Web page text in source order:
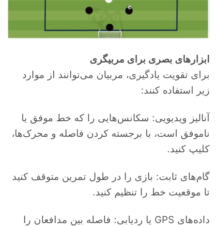
ابزارهای بصری برای مربیگری
برای تقویت یادگیری، مربیان می‌توانند از موارد
زیر استفاده کنند:
آنالیز ویدیویی: سکانس‌هایی را که خط موفق یا
ناموفق است، با برجسته کردن فاصله و محرک‌ها،
کلیپ کنید.
گام‌های ثابت: بازی را در طول تمرین متوقف کنید
تا موقعیت خط را تنظیم کنید.
داده‌های GPS یا ردیابی: فاصله بین مدافعان را